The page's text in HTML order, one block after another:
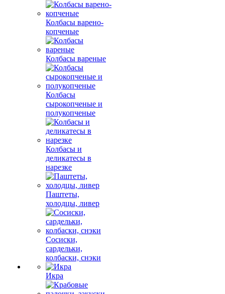
Колбасы варено-
копченые
Колбасы вареные
Колбасы
сырокопченые и
полукопченые
Колбасы и
деликатесы в
нарезке
Паштеты,
холодцы, ливер
Сосиски,
сардельки,
колбаски, снэки
Икра